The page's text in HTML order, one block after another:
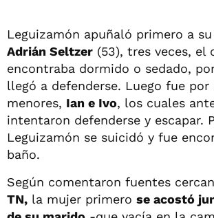
Leguizamón apuñaló primero a
Adrián Seltzer (53), tres veces, el
encontraba dormido o sedado,
llegó a defenderse. Luego fue por
menores, Ian e Ivo, los cuales
intentaron defenderse y escapar.
Leguizamón se suicidó y fue
baño.
Según comentaron fuentes
TN, la mujer primero se acostó